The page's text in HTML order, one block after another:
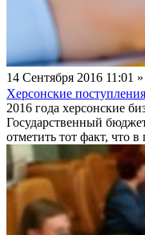
14 Сентября 2016 11:01 »
Херсонские
2016 года херсонские
Государственный
отметить тот факт, что в